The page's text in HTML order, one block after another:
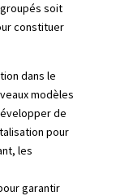
soit
constituer
dans le
modèles
de
pour
les
garantir